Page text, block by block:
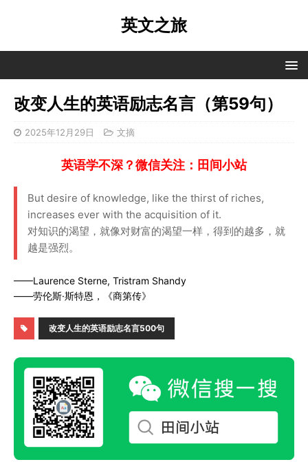
英文之旅
改变人生的英语励志名言（第59句）
2025年12月29日 文摘
英语学不深？微信关注：田间小站
But desire of knowledge, like the thirst of riches,
increases ever with the acquisition of it.
对知识的渴望，就像对财富的渴望一样，得到的越多，就
越是强烈。
——Laurence Sterne, Tristram Shandy
——劳伦斯·斯特恩，《商第传》
改变人生的英语励志名言500句